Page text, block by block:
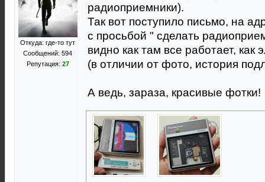
Откуда: где-то тут
Сообщений: 594
Репутация: 27
радиоприемники).
Так вот поступило письмо, на
с просьбой " сделать
видно как там все работает,
(в отличии от фото, история
А ведь, зараза, красивые фотки!